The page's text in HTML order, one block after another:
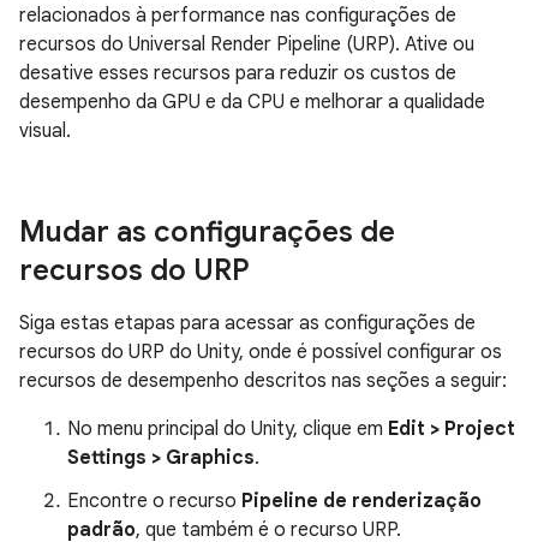
relacionados à performance nas configurações de
recursos do Universal Render Pipeline (URP). Ative ou
desative esses recursos para reduzir os custos de
desempenho da GPU e da CPU e melhorar a qualidade
visual.
Mudar as configurações de
recursos do URP
Siga estas etapas para acessar as configurações de
recursos do URP do Unity, onde é possível configurar os
recursos de desempenho descritos nas seções a seguir:
No menu principal do Unity, clique em Edit > Project
Settings > Graphics.
Encontre o recurso Pipeline de renderização
padrão, que também é o recurso URP.